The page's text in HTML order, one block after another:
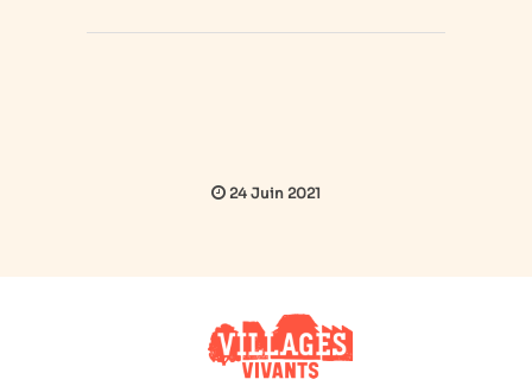
24 Juin 2021